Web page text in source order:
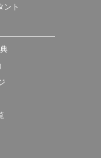
ント